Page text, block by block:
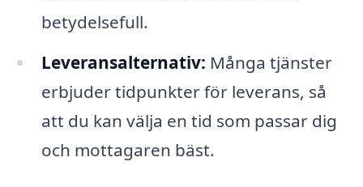
betydelsefull.
Leveransalternativ: Många tjänster
erbjuder tidpunkter för leverans, så
att du kan välja en tid som passar dig
och mottagaren bäst.